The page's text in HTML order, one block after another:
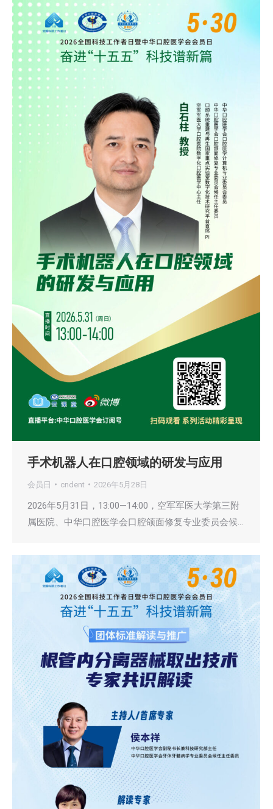
手术机器人在口腔领域的研发与应用
会员日 cndent 2026年5月28日
2026年5月31日，13:00—14:00，空军军医大学第三附
属医院、中华口腔医学会口腔颌面修复专业委员会候…